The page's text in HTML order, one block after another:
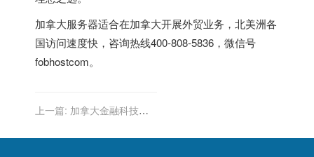
加拿大服务器适合在加拿大开展外贸业务，北美洲各
国访问速度快，咨询热线400-808-5836，微信号
fobhostcom。
上一篇: 加拿大金融科技的
的巅峰